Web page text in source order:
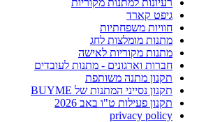
רעיונות למתנות מקוריות
גיפט קארד
חוויות משפחתיות
מתנות מומלצות לחג
מתנות מקוריות לאישה
חברות וארגונים - מתנות לעובדים
תקנון מתנה משותפת
תקנון נסייני המתנות של BUYME
תקנון פעילות ט"ו באב 2026
privacy policy